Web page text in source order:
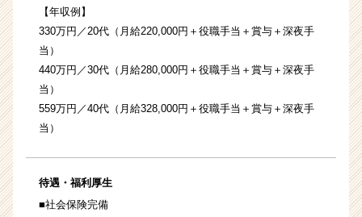
【年収例】
330万円／20代（月給220,000円＋役職手当＋賞与＋深夜手
当）
440万円／30代（月給280,000円＋役職手当＋賞与＋深夜手
当）
559万円／40代（月給328,000円＋役職手当＋賞与＋深夜手
当）
待遇・福利厚生
■社会保険完備